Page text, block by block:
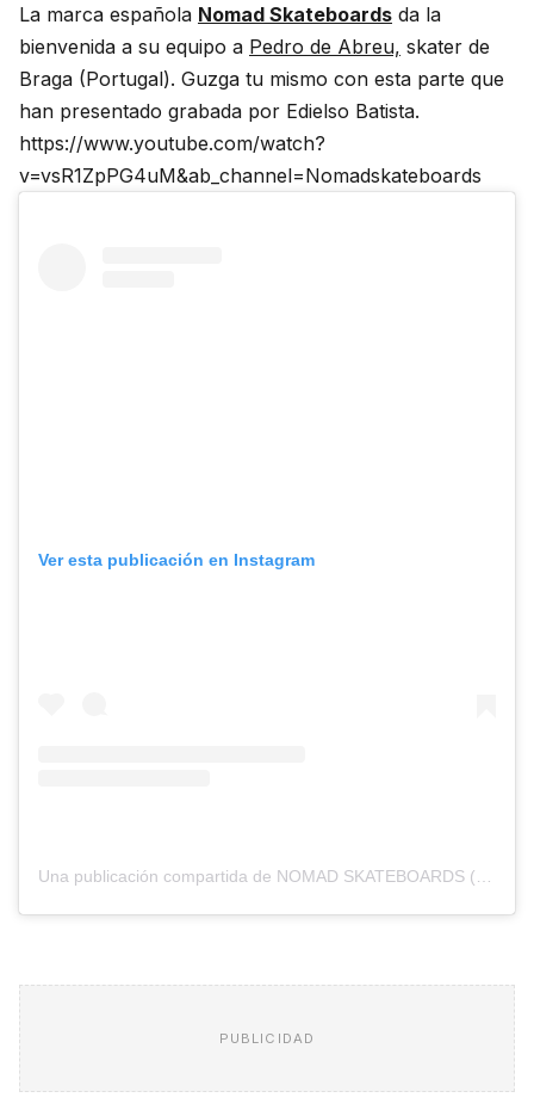
La marca española Nomad Skateboards da la
bienvenida a su equipo a Pedro de Abreu, skater de
Braga (Portugal). Guzga tu mismo con esta parte que
han presentado grabada por Edielso Batista.
https://www.youtube.com/watch?
v=vsR1ZpPG4uM&ab_channel=Nomadskateboards
Ver esta publicación en Instagram
PUBLICIDAD